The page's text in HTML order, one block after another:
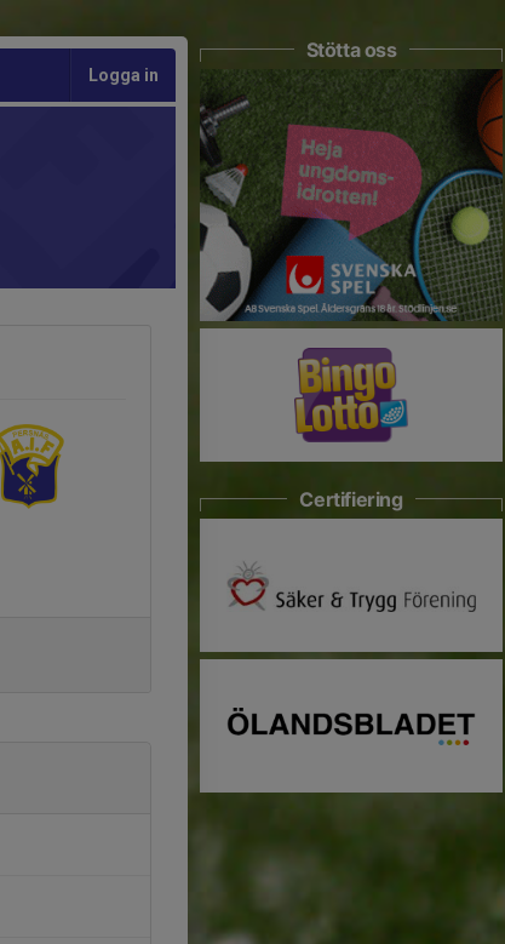
Logga in
Stötta oss
Certifiering